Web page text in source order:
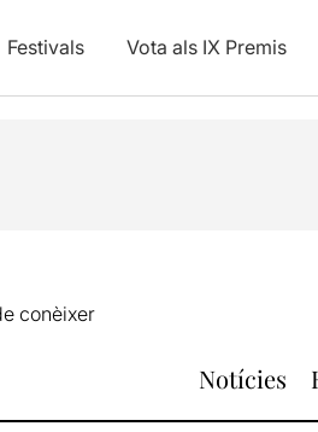
Festivals Vota als IX Premis
conèixer
Notícies